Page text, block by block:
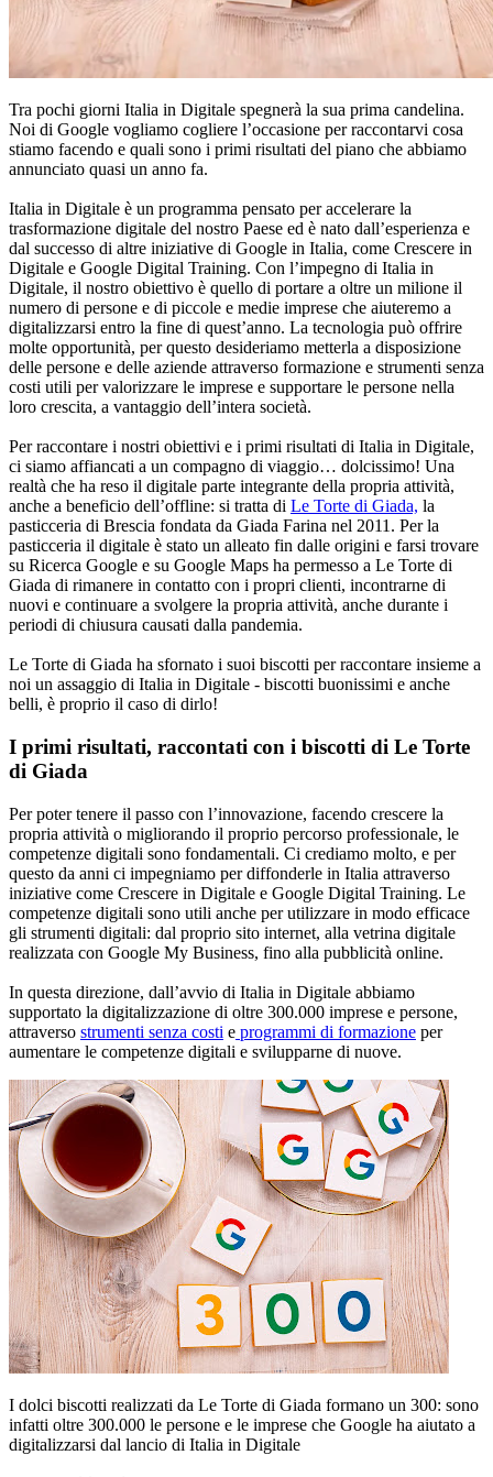
Tra pochi giorni Italia in Digitale spegnerà la sua prima candelina.
Noi di Google vogliamo cogliere l’occasione per raccontarvi cosa
stiamo facendo e quali sono i primi risultati del piano che abbiamo
annunciato quasi un anno fa.
Italia in Digitale è un programma pensato per accelerare la
trasformazione digitale del nostro Paese ed è nato dall’esperienza e
dal successo di altre iniziative di Google in Italia, come Crescere in
Digitale e Google Digital Training. Con l’impegno di Italia in
Digitale, il nostro obiettivo è quello di portare a oltre un milione il
numero di persone e di piccole e medie imprese che aiuteremo a
digitalizzarsi entro la fine di quest’anno. La tecnologia può offrire
molte opportunità, per questo desideriamo metterla a disposizione
delle persone e delle aziende attraverso formazione e strumenti senza
costi utili per valorizzare le imprese e supportare le persone nella
loro crescita, a vantaggio dell’intera società.
Per raccontare i nostri obiettivi e i primi risultati di Italia in Digitale,
ci siamo affiancati a un compagno di viaggio… dolcissimo! Una
realtà che ha reso il digitale parte integrante della propria attività,
anche a beneficio dell’offline: si tratta di Le Torte di Giada, la
pasticceria di Brescia fondata da Giada Farina nel 2011. Per la
pasticceria il digitale è stato un alleato fin dalle origini e farsi trovare
su Ricerca Google e su Google Maps ha permesso a Le Torte di
Giada di rimanere in contatto con i propri clienti, incontrarne di
nuovi e continuare a svolgere la propria attività, anche durante i
periodi di chiusura causati dalla pandemia.
Le Torte di Giada ha sfornato i suoi biscotti per raccontare insieme a
noi un assaggio di Italia in Digitale - biscotti buonissimi e anche
belli, è proprio il caso di dirlo!
I primi risultati, raccontati con i biscotti di Le Torte
di Giada
Per poter tenere il passo con l’innovazione, facendo crescere la
propria attività o migliorando il proprio percorso professionale, le
competenze digitali sono fondamentali. Ci crediamo molto, e per
questo da anni ci impegniamo per diffonderle in Italia attraverso
iniziative come Crescere in Digitale e Google Digital Training. Le
competenze digitali sono utili anche per utilizzare in modo efficace
gli strumenti digitali: dal proprio sito internet, alla vetrina digitale
realizzata con Google My Business, fino alla pubblicità online.
In questa direzione, dall’avvio di Italia in Digitale abbiamo
supportato la digitalizzazione di oltre 300.000 imprese e persone,
attraverso strumenti senza costi e programmi di formazione per
aumentare le competenze digitali e svilupparne di nuove.
I dolci biscotti realizzati da Le Torte di Giada formano un 300: sono
infatti oltre 300.000 le persone e le imprese che Google ha aiutato a
digitalizzarsi dal lancio di Italia in Digitale